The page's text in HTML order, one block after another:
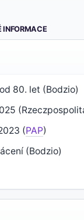
INFORMACE
80. let (Bodzio)
(PAP)
(Bodzio)